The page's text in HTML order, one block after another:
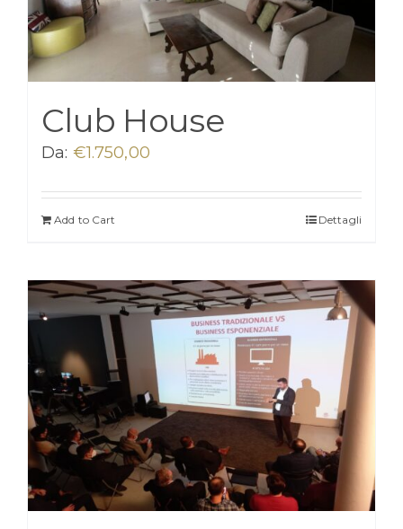
Club House
Da: €1.750,00
Add to Cart Dettagli